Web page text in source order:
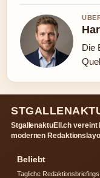
Die
StgallenaktuEll.ch vereint
modernen
Beliebt
Tagliche